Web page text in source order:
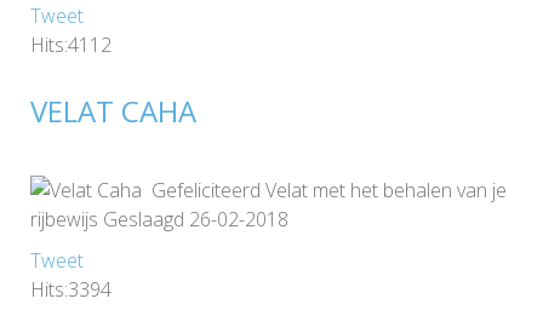
Tweet
Hits:4112
VELAT CAHA
Gefeliciteerd Velat met het behalen van je
rijbewijs Geslaagd 26-02-2018
Tweet
Hits:3394